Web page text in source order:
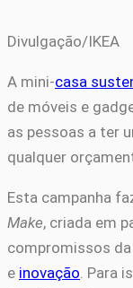
Divulgação/IKEA
A mini-casa
de móveis e
as pessoas a ter
qualquer
Esta campanha
Make, criada em
compromissos
e inovação. Para